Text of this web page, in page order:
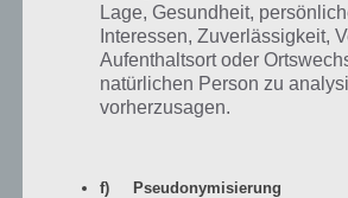
Öl wechseln in Asphalt Xtreme
notwendig – Hörst du auf zu
Lage, Gesundheit,
Interessen, Zuverlässigkeit,
Aufenthaltsort oder
natürlichen Person zu
vorherzusagen.
f) Pseudonymisierung